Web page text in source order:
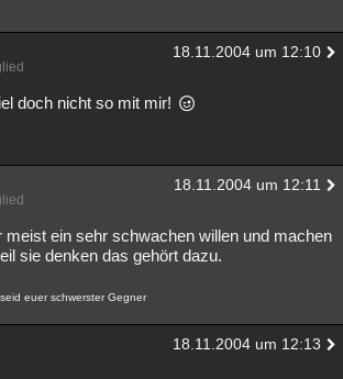
18.11.2004 um 12:10
doch nicht so mit mir!
18.11.2004 um 12:11
meist ein sehr schwachen willen und machen
sie denken das gehört dazu.
euer schwerster Gegner
18.11.2004 um 12:13